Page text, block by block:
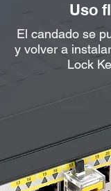
Uso
El candado se
y volver a
Lock